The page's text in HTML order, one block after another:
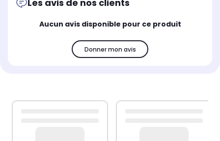
Les avis de nos clients
Aucun avis disponible pour ce produit
Donner mon avis